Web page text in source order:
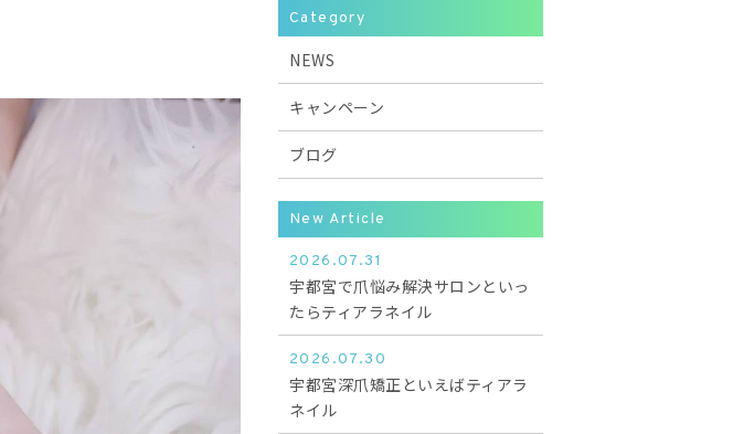
Category
NEWS
キャンペーン
ブログ
New Article
2026.07.31
宇都宮で爪悩み解決サロンといっ
たらティアラネイル
2026.07.30
宇都宮深爪矯正といえばティアラ
ネイル